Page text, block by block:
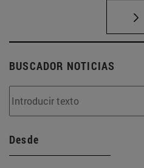
BUSCADOR NOTICIAS
Desde